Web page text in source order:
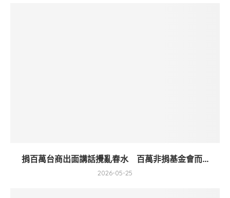
捐百萬台商出面講話攪亂春水 百萬非捐基金會而...
2026-05-25